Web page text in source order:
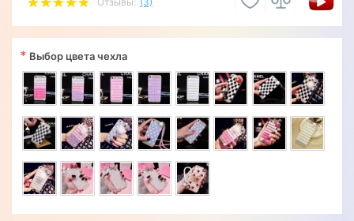
* Выбор цвета чехла